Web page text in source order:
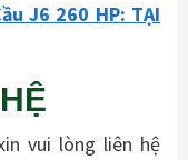
J6 260 HP: TẠI
vui lòng liên hệ